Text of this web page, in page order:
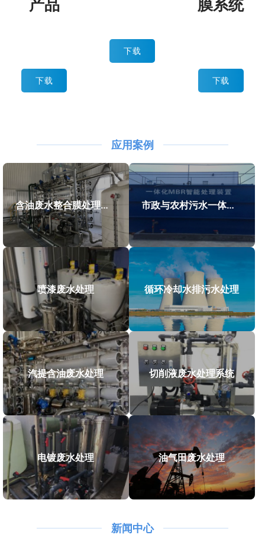
产品
下载
下载
膜系统
下载
应用案例
含油废水整合膜处理系统 市政与农村污水一体化设备
喷漆废水处理 循环冷却水排污水处理
汽提含油废水处理 切削液废水处理系统
电镀废水处理 油气田废水处理
新闻中心